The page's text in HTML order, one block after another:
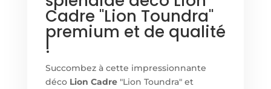
Cadre "Lion Toundra"
premium et de qualité
!
Succombez à cette impressionnante
déco Lion Cadre"Lion Toundra" et